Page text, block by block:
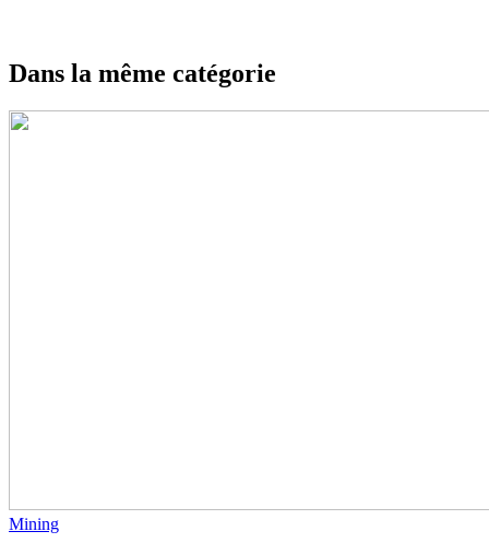
Dans la même catégorie
Mining